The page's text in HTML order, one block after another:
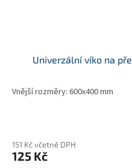
Univerzální víko na
Vnější rozměry: 600x400 mm
151 Kč včetně DPH
125 Kč